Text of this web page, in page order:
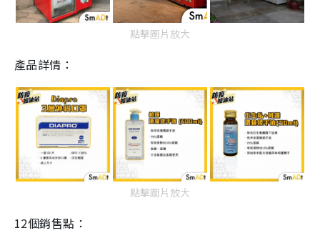
點擊圖片放大
產品詳情：
點擊圖片放大
12個銷售點 ：